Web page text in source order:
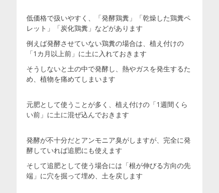
低価格で扱いやすく、「発酵鶏糞」「乾燥した鶏糞ペ
レット」「炭化鶏糞」などがあります
例えば発酵させていない鶏糞の場合は、植え付けの
「1カ月以上前」に土に入れておきます
そうしないと土の中で発酵し、熱やガスを発生するた
め、植物を痛めてしまいます
元肥として使うことが多く、植え付けの「1週間くら
い前」に土に混ぜ込んでおきます
発酵が不十分だとアンモニア臭がしますが、完全に発
酵していれば追肥にも使えます
そして追肥として使う場合には「根が伸びる方向の先
端」に穴を掘って埋め、土を戻します